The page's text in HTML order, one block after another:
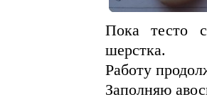
Пока тесто
шерстка.
Работу
Заполняю